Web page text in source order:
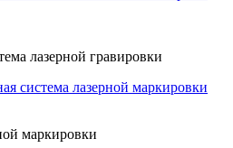
лазерной гравировки
маркировки